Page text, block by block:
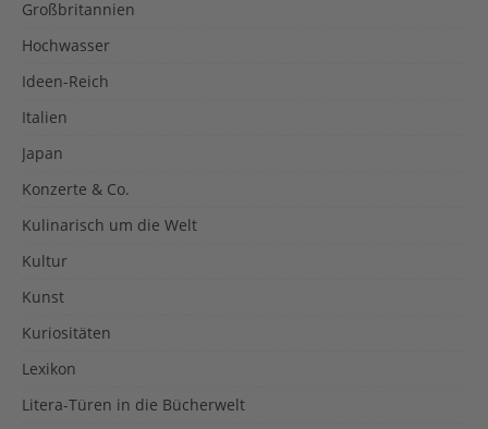
Großbritannien
Hochwasser
Ideen-Reich
Italien
Japan
Konzerte & Co.
Kulinarisch um die Welt
Kultur
Kunst
Kuriositäten
Lexikon
Litera-Türen in die Bücherwelt